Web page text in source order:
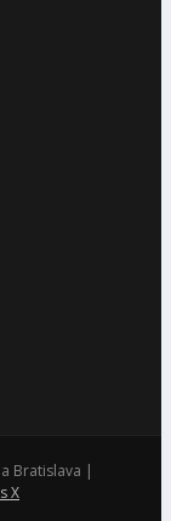
Bratislava |
X